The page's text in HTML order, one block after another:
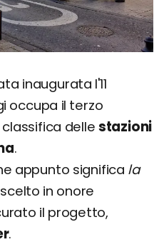
inaugurata l'11
occupa il terzo
delle stazioni
.
appunto significa la
in onore
il progetto,
.